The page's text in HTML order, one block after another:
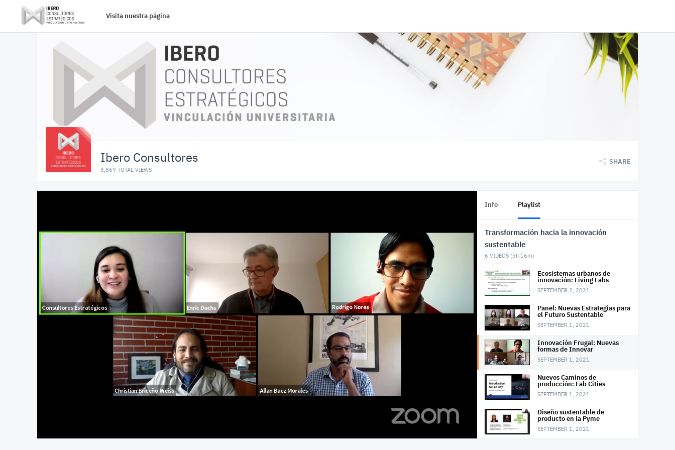
Visita nuestra página
Ibero Consultores
3,869 TOTAL VIEWS
SHARE
Info Playlist
Transformación hacia la innovación
sustentable
6 VIDEOS (5h 16m)
Ecosistemas urbanos de
innovación: Living Labs
SEPTEMBER 2, 2021
Panel: Nuevas Estrategias para
el Futuro Sustentable
SEPTEMBER 1, 2021
Innovación Frugal: Nuevas
formas de Innovar
SEPTEMBER 1, 2021
Nuevos Caminos de
producción: Fab Cities
SEPTEMBER 1, 2021
Diseño sustentable de
producto en la Pyme
SEPTEMBER 1, 2021